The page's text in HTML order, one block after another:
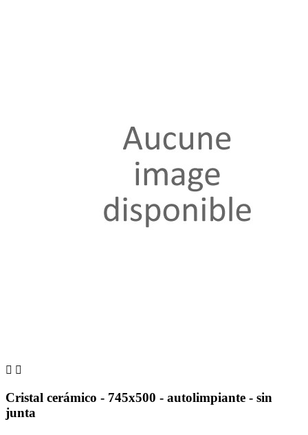
 
Cristal cerámico - 745x500 - autolimpiante - sin
junta